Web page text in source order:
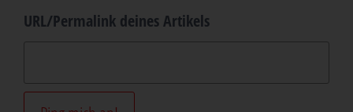
URL/Permalink deines Artikels